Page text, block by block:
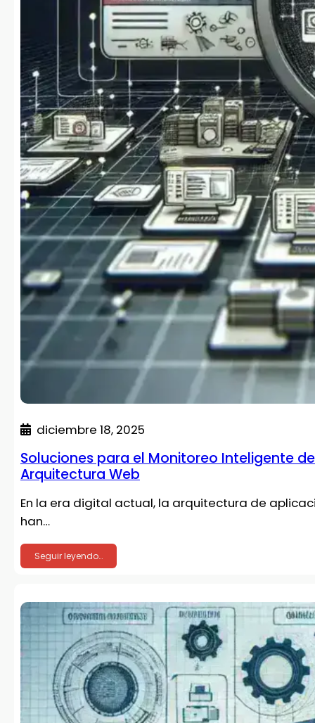
diciembre 18, 2025
Soluciones para el Monitoreo Inteligente
Arquitectura Web
En la era digital actual, la arquitectura de
han…
Seguir leyendo…